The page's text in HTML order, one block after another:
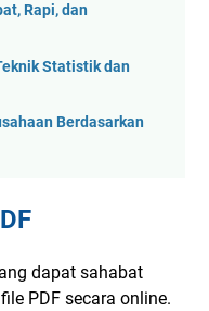
Rapi, dan
Statistik dan
Berdasarkan
dapat sahabat
PDF secara online.